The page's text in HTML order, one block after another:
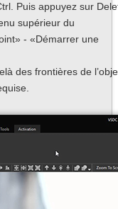
Puis appuyez sur
supérieur du
- «Démarrer une
des frontières de